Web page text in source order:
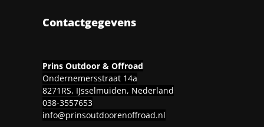
Contactgegevens
Prins Outdoor & Offroad
Ondernemersstraat 14a
8271RS, IJsselmuiden, Nederland
038-3557653
info@prinsoutdoorenoffroad.nl